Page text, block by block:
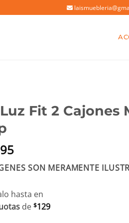
Fit 2 Cajones
El
precio
actual
$1.395.
SON MERAMENTE
hasta en
de $129